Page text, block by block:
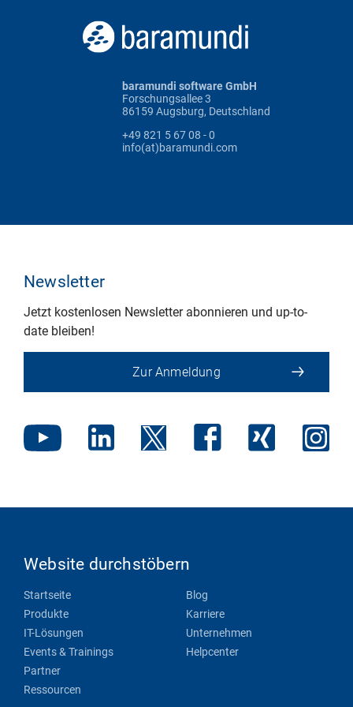
baramundi software GmbH
Forschungsallee 3
86159 Augsburg, Deutschland
+49 821 5 67 08 - 0
info(at)baramundi.com
Newsletter
Jetzt kostenlosen Newsletter abonnieren und up-to-
date bleiben!
Zur Anmeldung
Website durchstöbern
Startseite
Produkte
IT-Lösungen
Events & Trainings
Partner
Ressourcen
Blog
Karriere
Unternehmen
Helpcenter